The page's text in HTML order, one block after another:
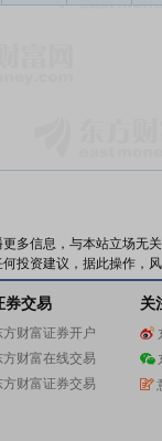
多信息，与本站立场无
投资建议，据此操作，风